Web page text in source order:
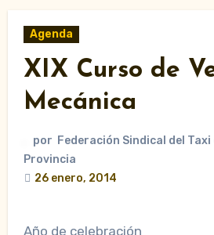
Agenda
XIX Curso de
Mecánica
por Federación Sindical del Taxi
Provincia
26 enero, 2014
Año de celebración